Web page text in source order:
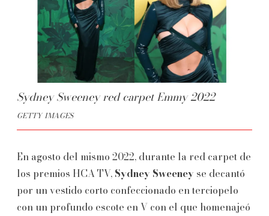
Sydney Sweeney red carpet Emmy 2022
GETTY IMAGES
En agosto del mismo 2022, durante la red carpet de
los premios HCA TV, Sydney Sweeney se decantó
por un vestido corto confeccionado en terciopelo
con un profundo escote en V con el que homenajeó